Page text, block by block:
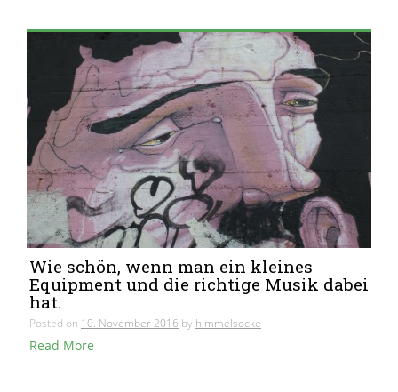
Wie schön, wenn man ein kleines
Equipment und die richtige Musik dabei
hat.
Posted on 10. November 2016 by himmelsocke
Read More